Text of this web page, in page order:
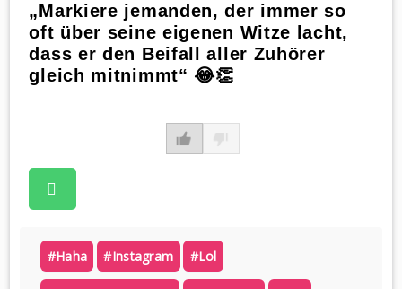
„Markiere jemanden, der immer so
oft über seine eigenen Witze lacht,
dass er den Beifall aller Zuhörer
gleich mitnimmt“ 😂👏
#haha #instagram #lol